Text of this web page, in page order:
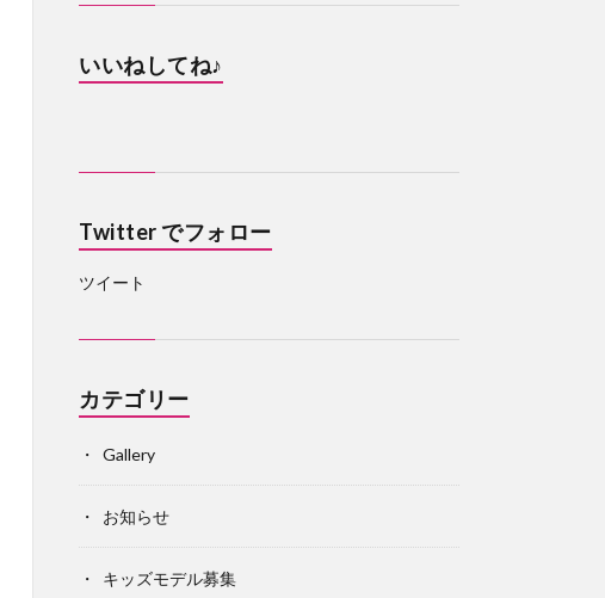
いいねしてね♪
Twitter でフォロー
ツイート
カテゴリー
Gallery
お知らせ
キッズモデル募集